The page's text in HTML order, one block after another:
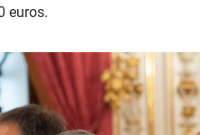
euros.